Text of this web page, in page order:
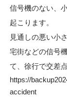
信号機のない、
起こります。
見通しの悪い小
宅街などの信号
て、徐行で交差
https://
accident